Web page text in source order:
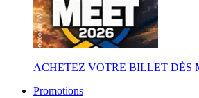
ACHETEZ VOTRE BILLET DÈS
Promotions